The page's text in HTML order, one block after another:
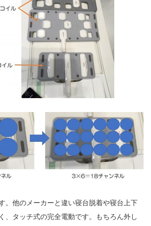
。他のメーカーと違い寝台脱着や寝台上下
、タッチ式の完全電動です。もちろん外し